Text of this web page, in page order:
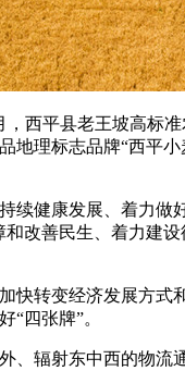
西平县老王坡高标准
地理标志品牌“西平
健康发展、着力做
和改善民生、着力建
转变经济发展方式
“四张牌”。
辐射东中西的物流